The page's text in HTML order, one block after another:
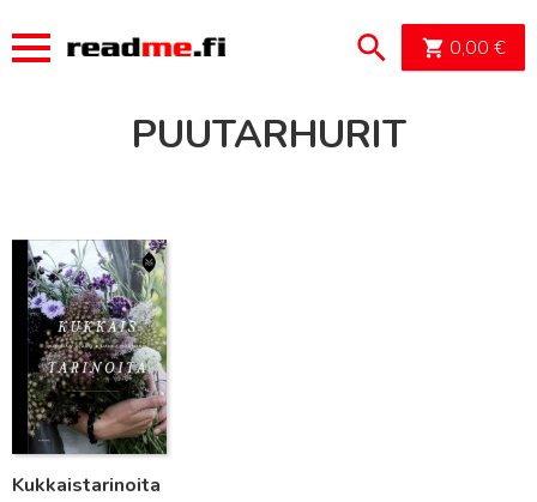
0,00 €
PUUTARHURIT
Kukkaistarinoita
Lue lisää